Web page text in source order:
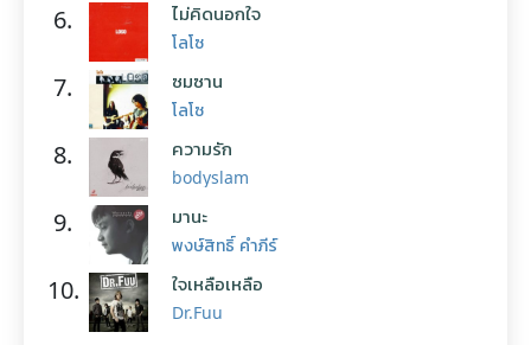
6. ไม่คิดนอกใจ
โลโซ
7. ซมซาน
โลโซ
8. ความรัก
bodyslam
9. มานะ
พงษ์สิทธิ์ คำภีร์
10. ใจเหลือเหลือ
Dr.Fuu